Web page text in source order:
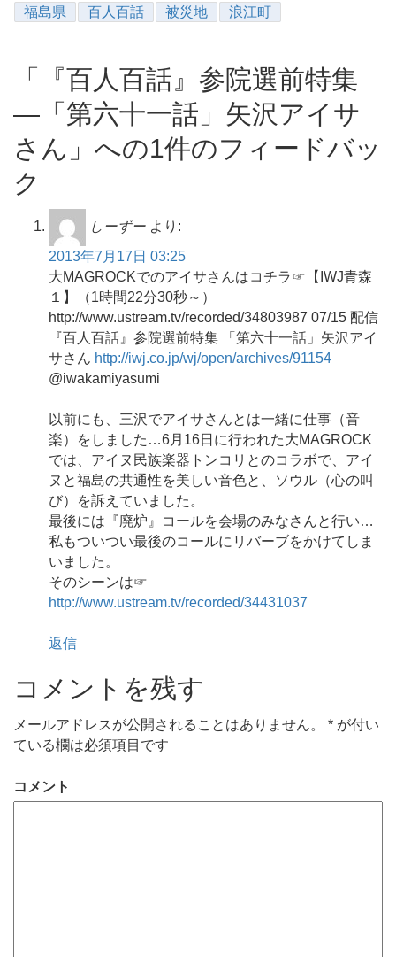
福島県 百人百話 被災地 浪江町
「『百人百話』参院選前特集
―「第六十一話」矢沢アイサ
さん」への1件のフィードバッ
ク
しーずー より:
2013年7月17日 03:25
大MAGROCKでのアイサさんはコチラ☞【IWJ青森
１】（1時間22分30秒～）
http://www.ustream.tv/recorded/34803987 07/15 配信
『百人百話』参院選前特集 「第六十一話」矢沢アイ
サさん http://iwj.co.jp/wj/open/archives/91154
@iwakamiyasumi
以前にも、三沢でアイサさんとは一緒に仕事（音
楽）をしました…6月16日に行われた大MAGROCK
では、アイヌ民族楽器トンコリとのコラボで、アイ
ヌと福島の共通性を美しい音色と、ソウル（心の叫
び）を訴えていました。
最後には『廃炉』コールを会場のみなさんと行い…
私もついつい最後のコールにリバーブをかけてしま
いました。
そのシーンは☞
http://www.ustream.tv/recorded/34431037
返信
コメントを残す
メールアドレスが公開されることはありません。 * が付い
ている欄は必須項目です
コメント